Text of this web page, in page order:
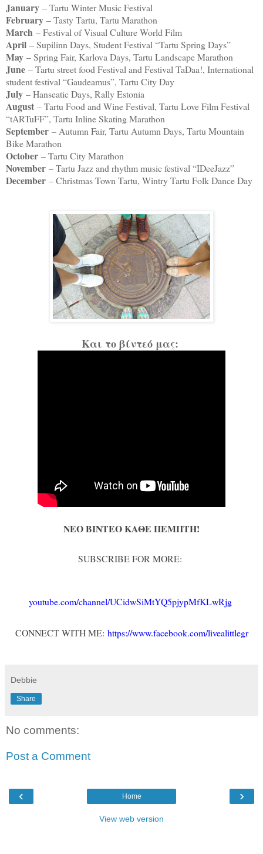
January – Tartu Winter Music Festival
February – Tasty Tartu, Tartu Marathon
March – Festival of Visual Culture World Film
April – Supilinn Days, Student Festival “Tartu Spring Days”
May – Spring Fair, Karlova Days, Tartu Landscape Marathon
June – Tartu street food Festival and Festival TaDaa!, International
student festival “Gaudeamus”, Tartu City Day
July – Hanseatic Days, Rally Estonia
August – Tartu Food and Wine Festival, Tartu Love Film Festival
“tARTuFF”, Tartu Inline Skating Marathon
September – Autumn Fair, Tartu Autumn Days, Tartu Mountain
Bike Marathon
October – Tartu City Marathon
November – Tartu Jazz and rhythm music festival “IDeeJazz”
December – Christmas Town Tartu, Wintry Tartu Folk Dance Day
Και το βίντεό μας:
ΝΕΟ ΒΙΝΤΕΟ ΚΑΘΕ ΠΕΜΠΤΗ!
SUBSCRIBE FOR MORE:
youtube.com/channel/UCidwSiMtYQ5pjypMfKLwRjg
CONNECT WITH ME: https://www.facebook.com/livealittlegr
Debbie
Share
No comments:
Post a Comment
‹ ›
Home
View web version